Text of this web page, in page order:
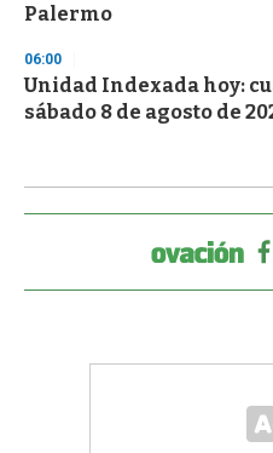
Palermo
06:00
Unidad Indexada hoy:
sábado 8 de agosto de